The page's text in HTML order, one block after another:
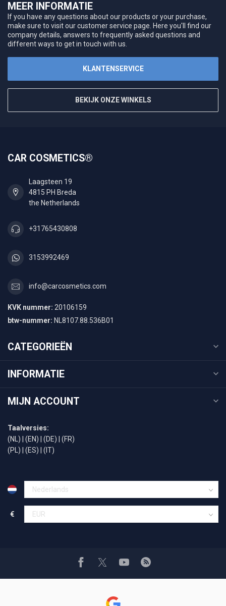
MEER INFORMATIE
If you have any questions about our products or your purchase,
make sure to visit our customer service page. Here you'll find our
company details, answers to frequently asked questions and
different ways to get in touch with us.
KLANTENSERVICE
BEKIJK ONZE WINKELS
CAR COSMETICS®
Laagsteen 19
4815 PH Breda
the Netherlands
+31765430808
3153992469
info@carcosmetics.com
KVK nummer: 20106159
btw-nummer: NL8107.88.536B01
CATEGORIEËN
INFORMATIE
MIJN ACCOUNT
Taalversies:
(NL)
(EN) (DE)
(FR)
(PL)
(ES) (IT)
€